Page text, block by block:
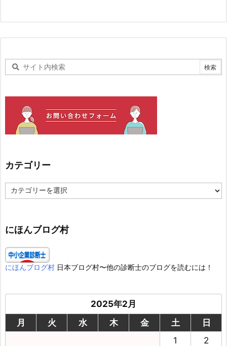
カテゴリー
テ
ー
にほんブログ村
にほんブログ村 日本ブログ村〜他の診断士のブログを読むには！
2025年2月
月
火 水 木 金 土
日
1
2